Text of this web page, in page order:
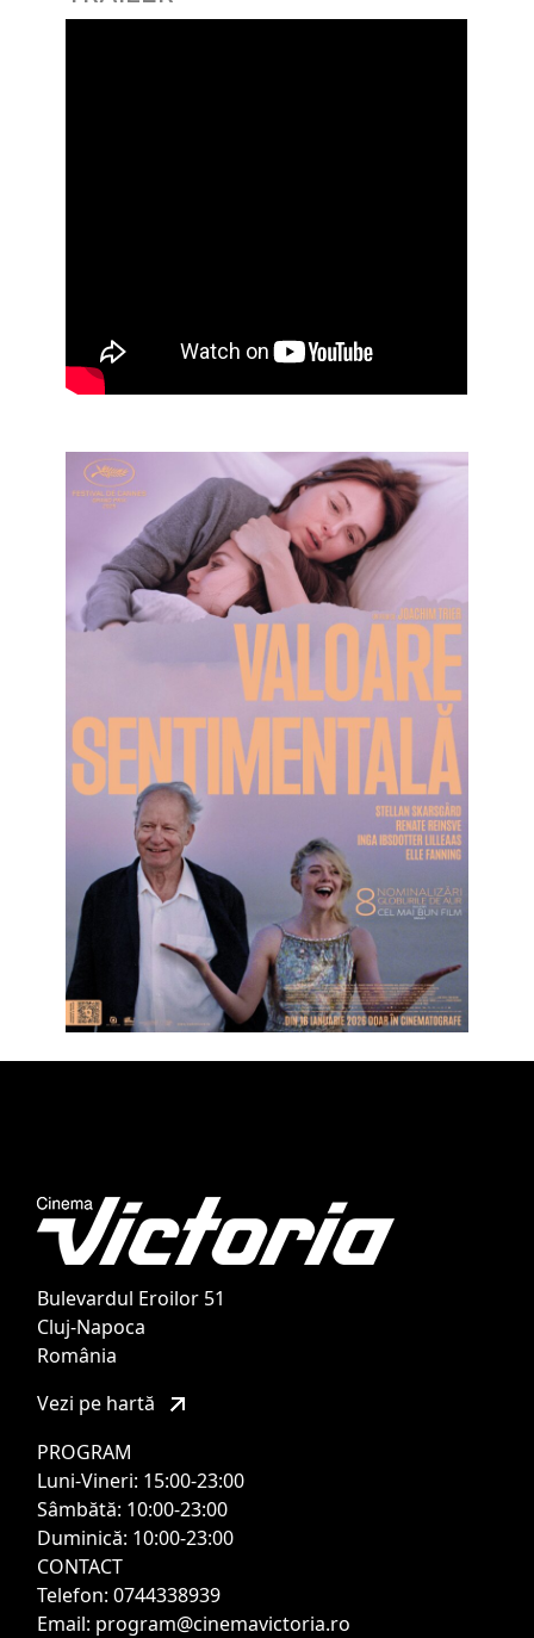
Bulevardul Eroilor 51
Cluj-Napoca
România
Vezi pe hartă
PROGRAM
Luni-Vineri: 15:00-23:00
Sâmbătă: 10:00-23:00
Duminică: 10:00-23:00
CONTACT
Telefon: 0744338939
Email: program@cinemavictoria.ro